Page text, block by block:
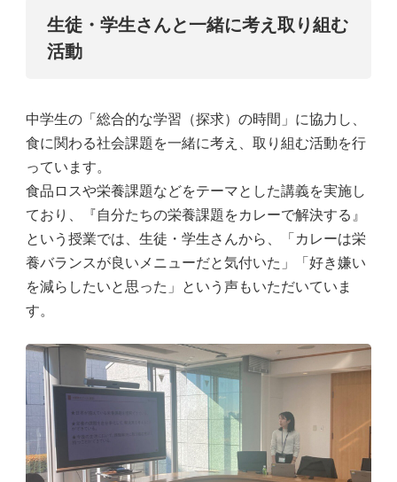
生徒・学生さんと一緒に考え取り組む
活動
中学生の「総合的な学習（探求）の時間」に協力し、
食に関わる社会課題を一緒に考え、取り組む活動を行
っています。
食品ロスや栄養課題などをテーマとした講義を実施し
ており、『自分たちの栄養課題をカレーで解決する』
という授業では、生徒・学生さんから、「カレーは栄
養バランスが良いメニューだと気付いた」「好き嫌い
を減らしたいと思った」という声もいただいていま
す。